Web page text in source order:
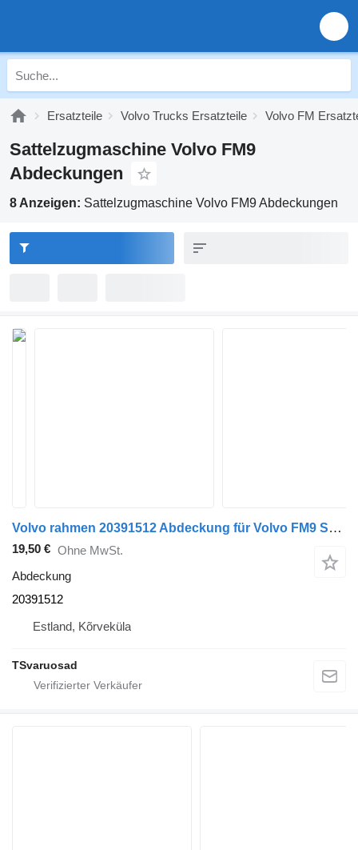
Ersatzteile Volvo Trucks Ersatzteile Volvo FM
Sattelzugmaschine Volvo FM9
Abdeckungen
8 Anzeigen: Sattelzugmaschine Volvo FM9 Abdeckungen
Volvo rahmen 20391512 Abdeckung für Volvo FM9 Sattelzugmaschine
19,50 € Ohne MwSt.
Abdeckung
20391512
Estland, Kõrveküla
TSvaruosad